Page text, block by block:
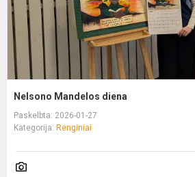
Nelsono Mandelos diena
Paskelbta: 2026-01-27
Kategorija: Renginiai